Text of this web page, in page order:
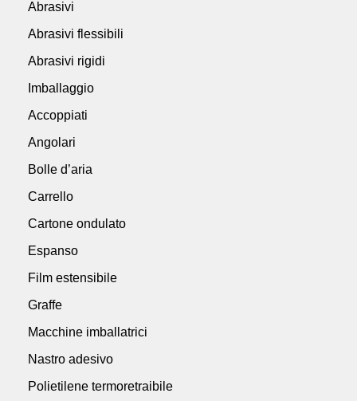
Abrasivi
Abrasivi flessibili
Abrasivi rigidi
Imballaggio
Accoppiati
Angolari
Bolle d’aria
Carrello
Cartone ondulato
Espanso
Film estensibile
Graffe
Macchine imballatrici
Nastro adesivo
Polietilene termoretraibile